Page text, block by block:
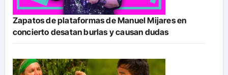
Zapatos de plataformas de Manuel Mijares en
concierto desatan burlas y causan dudas